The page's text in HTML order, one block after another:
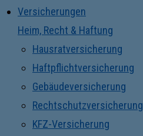
Versicherungen
Heim, Recht & Haftung
Hausratversicherung
Haftpflichtversicherung
Gebäudeversicherung
Rechtschutzversicherung
KFZ-Versicherung